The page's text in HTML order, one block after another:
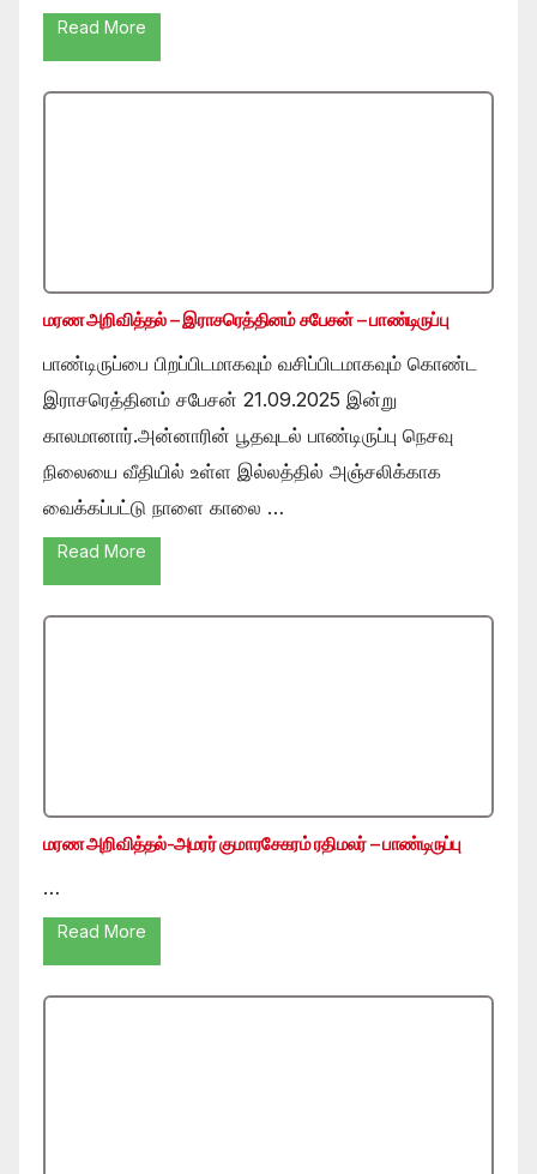
Read More
மரண அறிவித்தல் – இராசரெத்தினம் சபேசன் – பாண்டிருப்பு
பாண்டிருப்பை பிறப்பிடமாகவும் வசிப்பிடமாகவும் கொண்ட
இராசரெத்தினம் சபேசன் 21.09.2025 இன்று
காலமானார்.அன்னாரின் பூதவுடல் பாண்டிருப்பு நெசவு
நிலையை வீதியில் உள்ள இல்லத்தில் அஞ்சலிக்காக
வைக்கப்பட்டு நாளை காலை …
Read More
மரண அறிவித்தல்-அமரர் குமாரசேகரம் ரதிமலர் – பாண்டிருப்பு
…
Read More